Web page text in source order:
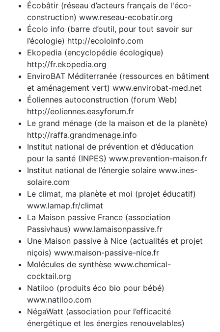
Écobâtir (réseau d’acteurs français de l'éco-
construction) www.reseau-ecobatir.org
Écolo info (barre d’outil, pour tout savoir sur
l’écologie) http://ecoloinfo.com
Ekopedia (encyclopédie écologique)
http://fr.ekopedia.org
EnviroBAT Méditerranée (ressources en bâtiment
et aménagement vert) www.envirobat-med.net
Éoliennes autoconstruction (forum Web)
http://eoliennes.easyforum.fr
Le grand ménage (de la maison et de la planète)
http://raffa.grandmenage.info
Institut national de prévention et d’éducation
pour la santé (INPES) www.prevention-maison.fr
Institut national de l’énergie solaire www.ines-
solaire.com
Le climat, ma planète et moi (projet éducatif)
www.lamap.fr/climat
La Maison passive France (association
Passivhaus) www.lamaisonpassive.fr
Une Maison passive à Nice (actualités et projet
niçois) www.maison-passive-nice.fr
Molécules de synthèse www.chemical-
cocktail.org
Natiloo (produits éco bio pour bébé)
www.natiloo.com
NégaWatt (association pour l’efficacité
énergétique et les énergies renouvelables)